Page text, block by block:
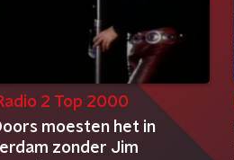
2 Top 2000
moesten het in
zonder Jim